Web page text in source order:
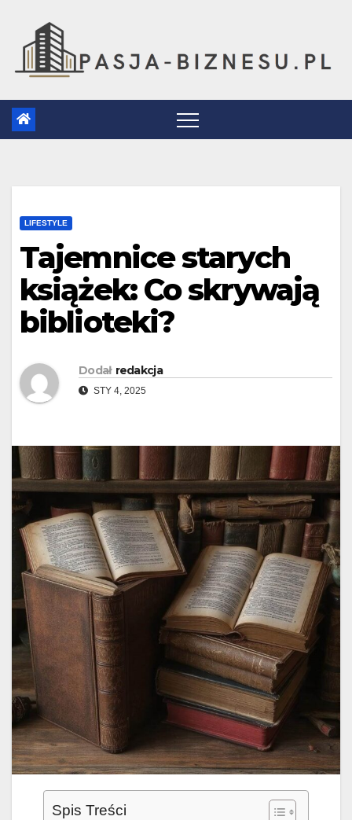
content
LIFESTYLE
Tajemnice starych
książek: Co skrywają
biblioteki?
Dodał redakcja
STY 4, 2025
Spis Treści